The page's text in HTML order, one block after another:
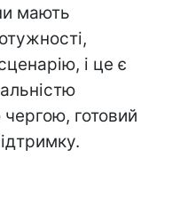
мають
і це є
готовий